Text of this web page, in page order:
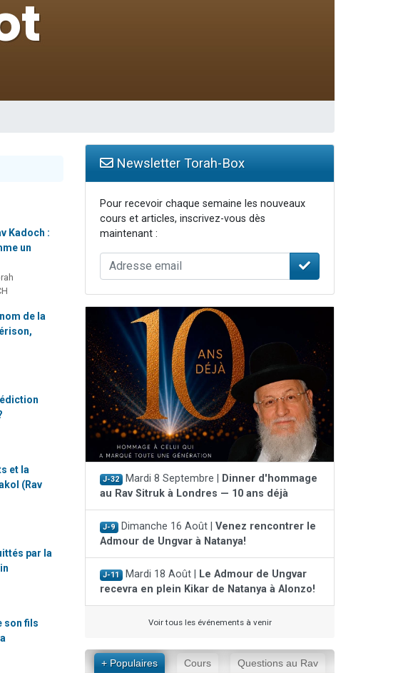
Kadoch :
un
de la
et la
(Rav
par la
son fils
Newsletter Torah-Box
Pour recevoir chaque semaine les nouveaux
cours et articles, inscrivez-vous dès
maintenant :
J-32 Mardi 8 Septembre |
Dinner d'hommage
au Rav Sitruk à Londres — 10 ans déjà
J-9 Dimanche 16 Août | Venez rencontrer le
Admour de Ungvar à Natanya!
J-11 Mardi 18 Août |
Le Admour de Ungvar
recevra en plein Kikar de Natanya à Alonzo!
Voir tous les événements à venir
+ Populaires Cours Questions au Rav